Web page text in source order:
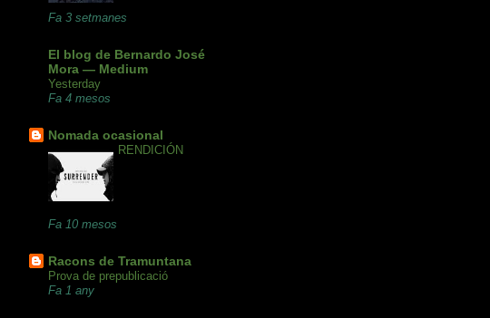
Fa 3 setmanes
El blog de Bernardo José
Mora — Medium
Yesterday
Fa 4 mesos
Nomada ocasional
RENDICIÓN
Fa 10 mesos
Racons de Tramuntana
Prova de prepublicació
Fa 1 any